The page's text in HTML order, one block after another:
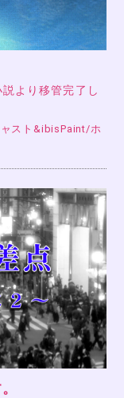
より移管完了し
スト&ibisPaint/ホ